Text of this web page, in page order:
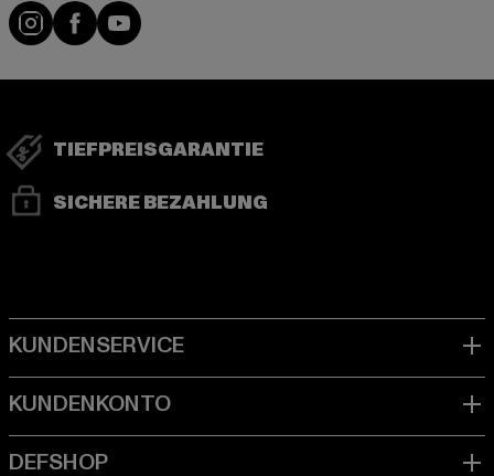
Instagram
FacebookYouTube
TIEFPREISGARANTIE
SICHERE BEZAHLUNG